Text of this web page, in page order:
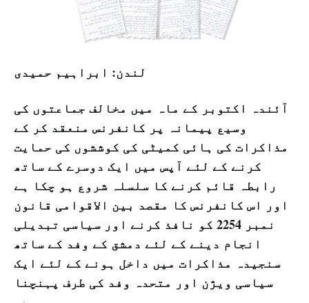
لندن: ابراہیم حمیدی
آئندہ اکتوبر کے ماہ میں مخالف جماعتوں کی
وسیع پیمانہ پر کانفرنس منعقد کر کے
مذاکرات کی ہائی کمیٹی کی کوششوں کی حمایت
کرنے کے لئے آپس میں ایک دوسرے کے ساتھ
رابطہ قائم کرنے کا سلسلہ شروع ہو چکا ہے
اور اس کانفرنس کا مقصد بین الاقوامی قانون
نمبر 2254 کو نافذ کرنے اور سیاسی تبدیلی
انجام دینے کے لئے دمشق کے وفد کے ساتھ
سنجیدہ مذاکرات میں داخل ہونے کے لئے ایک
سیاسی ویژن اور متحدہ وفد کی طرف پہنچنا